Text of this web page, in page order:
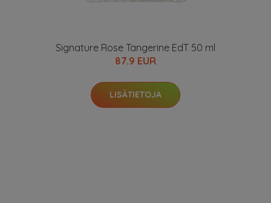
Signature Rose Tangerine EdT 50 ml
87.9 EUR
LISÄTIETOJA